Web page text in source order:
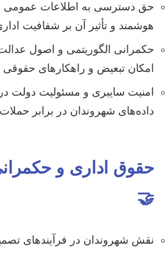
حق دسترسی به اطلاعات عمومی
هوشمند و تأثیر آن بر شفافیت
حکمرانی الگوریتمی و اصول
امکان تبعیض و راهکارهای حقوقی
امنیت سایبری و مسئولیت دولت
داده‌های شهروندان در برابر
حقوق اداری و
🤝
نقش شهروندان در فرآیندهای